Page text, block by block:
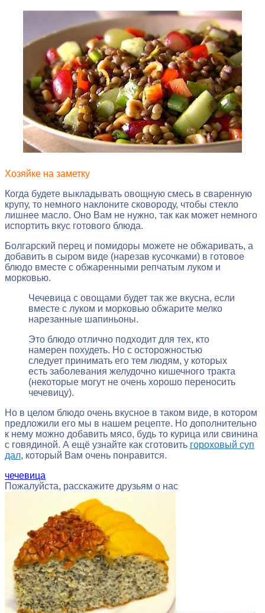
Хозяйке на заметку
Когда будете выкладывать овощную смесь в сваренную
крупу, то немного наклоните сковороду, чтобы стекло
лишнее масло. Оно Вам не нужно, так как может немного
испортить вкус готового блюда.
Болгарский перец и помидоры можете не обжаривать, а
добавить в сыром виде (нарезав кусочками) в готовое
блюдо вместе с обжаренными репчатым луком и
морковью.
Чечевица с овощами будет так же вкусна, если
вместе с луком и морковью обжарите мелко
нарезанные шапиньоны.
Это блюдо отлично подходит для тех, кто
намерен похудеть. Но с осторожностью
следует принимать его тем людям, у которых
есть заболевания желудочно кишечного тракта
(некоторые могут не очень хорошо переносить
чечевицу).
Но в целом блюдо очень вкусное в таком виде, в котором
предложили его мы в нашем рецепте. Но дополнительно
к нему можно добавить мясо, будь то курица или свинина
с говядиной. А ещё узнайте как сготовить гороховый суп
дал, который Вам очень понравится.
чечевица
Пожалуйста, расскажите друзьям о нас